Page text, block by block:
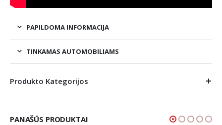
PAPILDOMA INFORMACIJA
TINKAMAS AUTOMOBILIAMS
Produkto Kategorijos
PANAŠŪS PRODUKTAI